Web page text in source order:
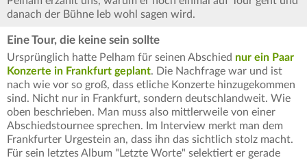
danach der Bühne leb wohl sagen wird.
Eine Tour, die keine sein sollte
Ursprünglich hatte Pelham für seinen Abschied nur ein Paar
Konzerte in Frankfurt geplant. Die Nachfrage war und ist
nach wie vor so groß, dass etliche Konzerte hinzugekommen
sind. Nicht nur in Frankfurt, sondern deutschlandweit. Wie
oben beschrieben. Man muss also mittlerweile von einer
Abschiedstournee sprechen. Im Interview merkt man dem
Frankfurter Urgestein an, dass ihn das sichtlich stolz macht.
Für sein letztes Album "Letzte Worte" selektiert er gerade